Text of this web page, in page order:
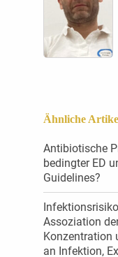
Ähnliche
Antibiotische
bedingter ED
Guidelines?
Assoziation
Konzentration
an Infektion,